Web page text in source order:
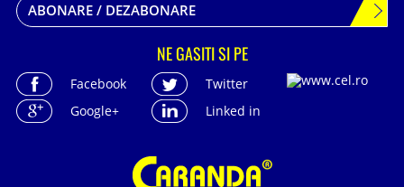
ABONARE / DEZABONARE
NE GASITI SI PE
Facebook
Twitter
Google+
Linked in